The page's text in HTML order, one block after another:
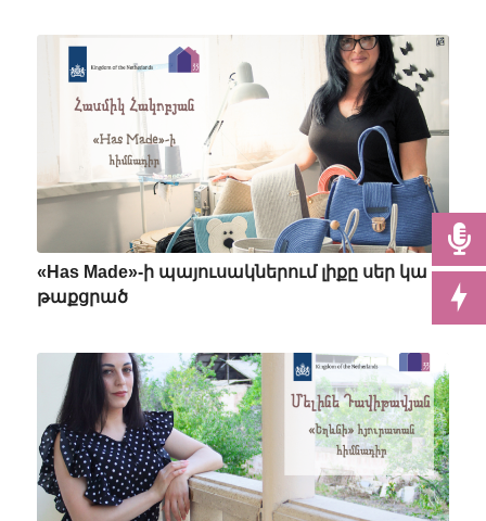
«Has Made»-ի պայուսակներում լիքը սեր կա
թաքցրած